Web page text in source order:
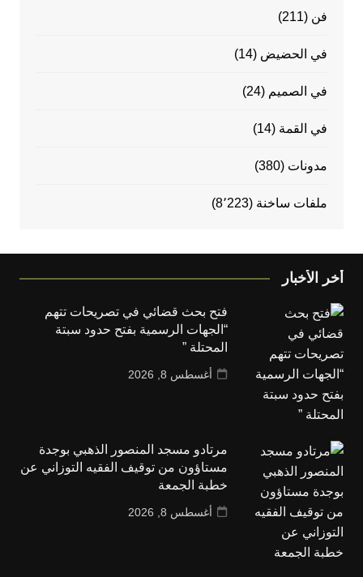
فن (211)
في الحضيض (14)
في الصميم (24)
في القمة (14)
مدونات (380)
ملفات ساخنة (8٬223)
أخر الأخبار
فتح بحث قضائي في تصريحات تتهم
“الجهات الرسمية بفتح حدود سبتة
المحتلة ”
أغسطس 8, 2026
مرتادو مسجد المنصور الذهبي بوجدة
مستاؤون من توقيف الفقيه التوزاني عن
خطبة الجمعة
أغسطس 8, 2026